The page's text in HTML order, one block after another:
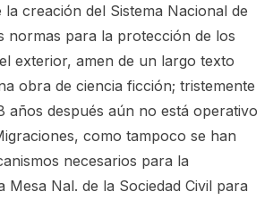
creación del Sistema Nacional de
normas para la protección de los
exterior, amen de un largo texto
obra de ciencia ficción; tristemente
años después aún no está operativo
como tampoco se han
necesarios para la
Mesa Nal. de la Sociedad Civil para